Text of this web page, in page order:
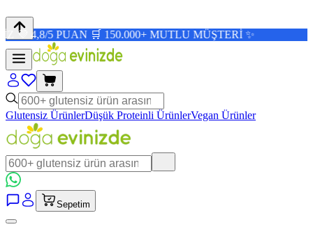
🛒 150.000+ MUTLU MÜŞTERİ ✨
Glutensiz ÜrünlerDüşük Proteinli ÜrünlerVegan Ürünler
Sepetim